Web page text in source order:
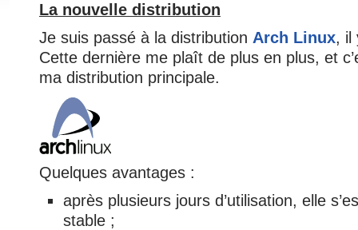
La nouvelle distribution
Je suis passé à la distribution Arch Linux, il
Cette dernière me plaît de plus en plus, et
ma distribution principale.
Quelques avantages :
après plusieurs jours d’utilisation, elle
stable ;